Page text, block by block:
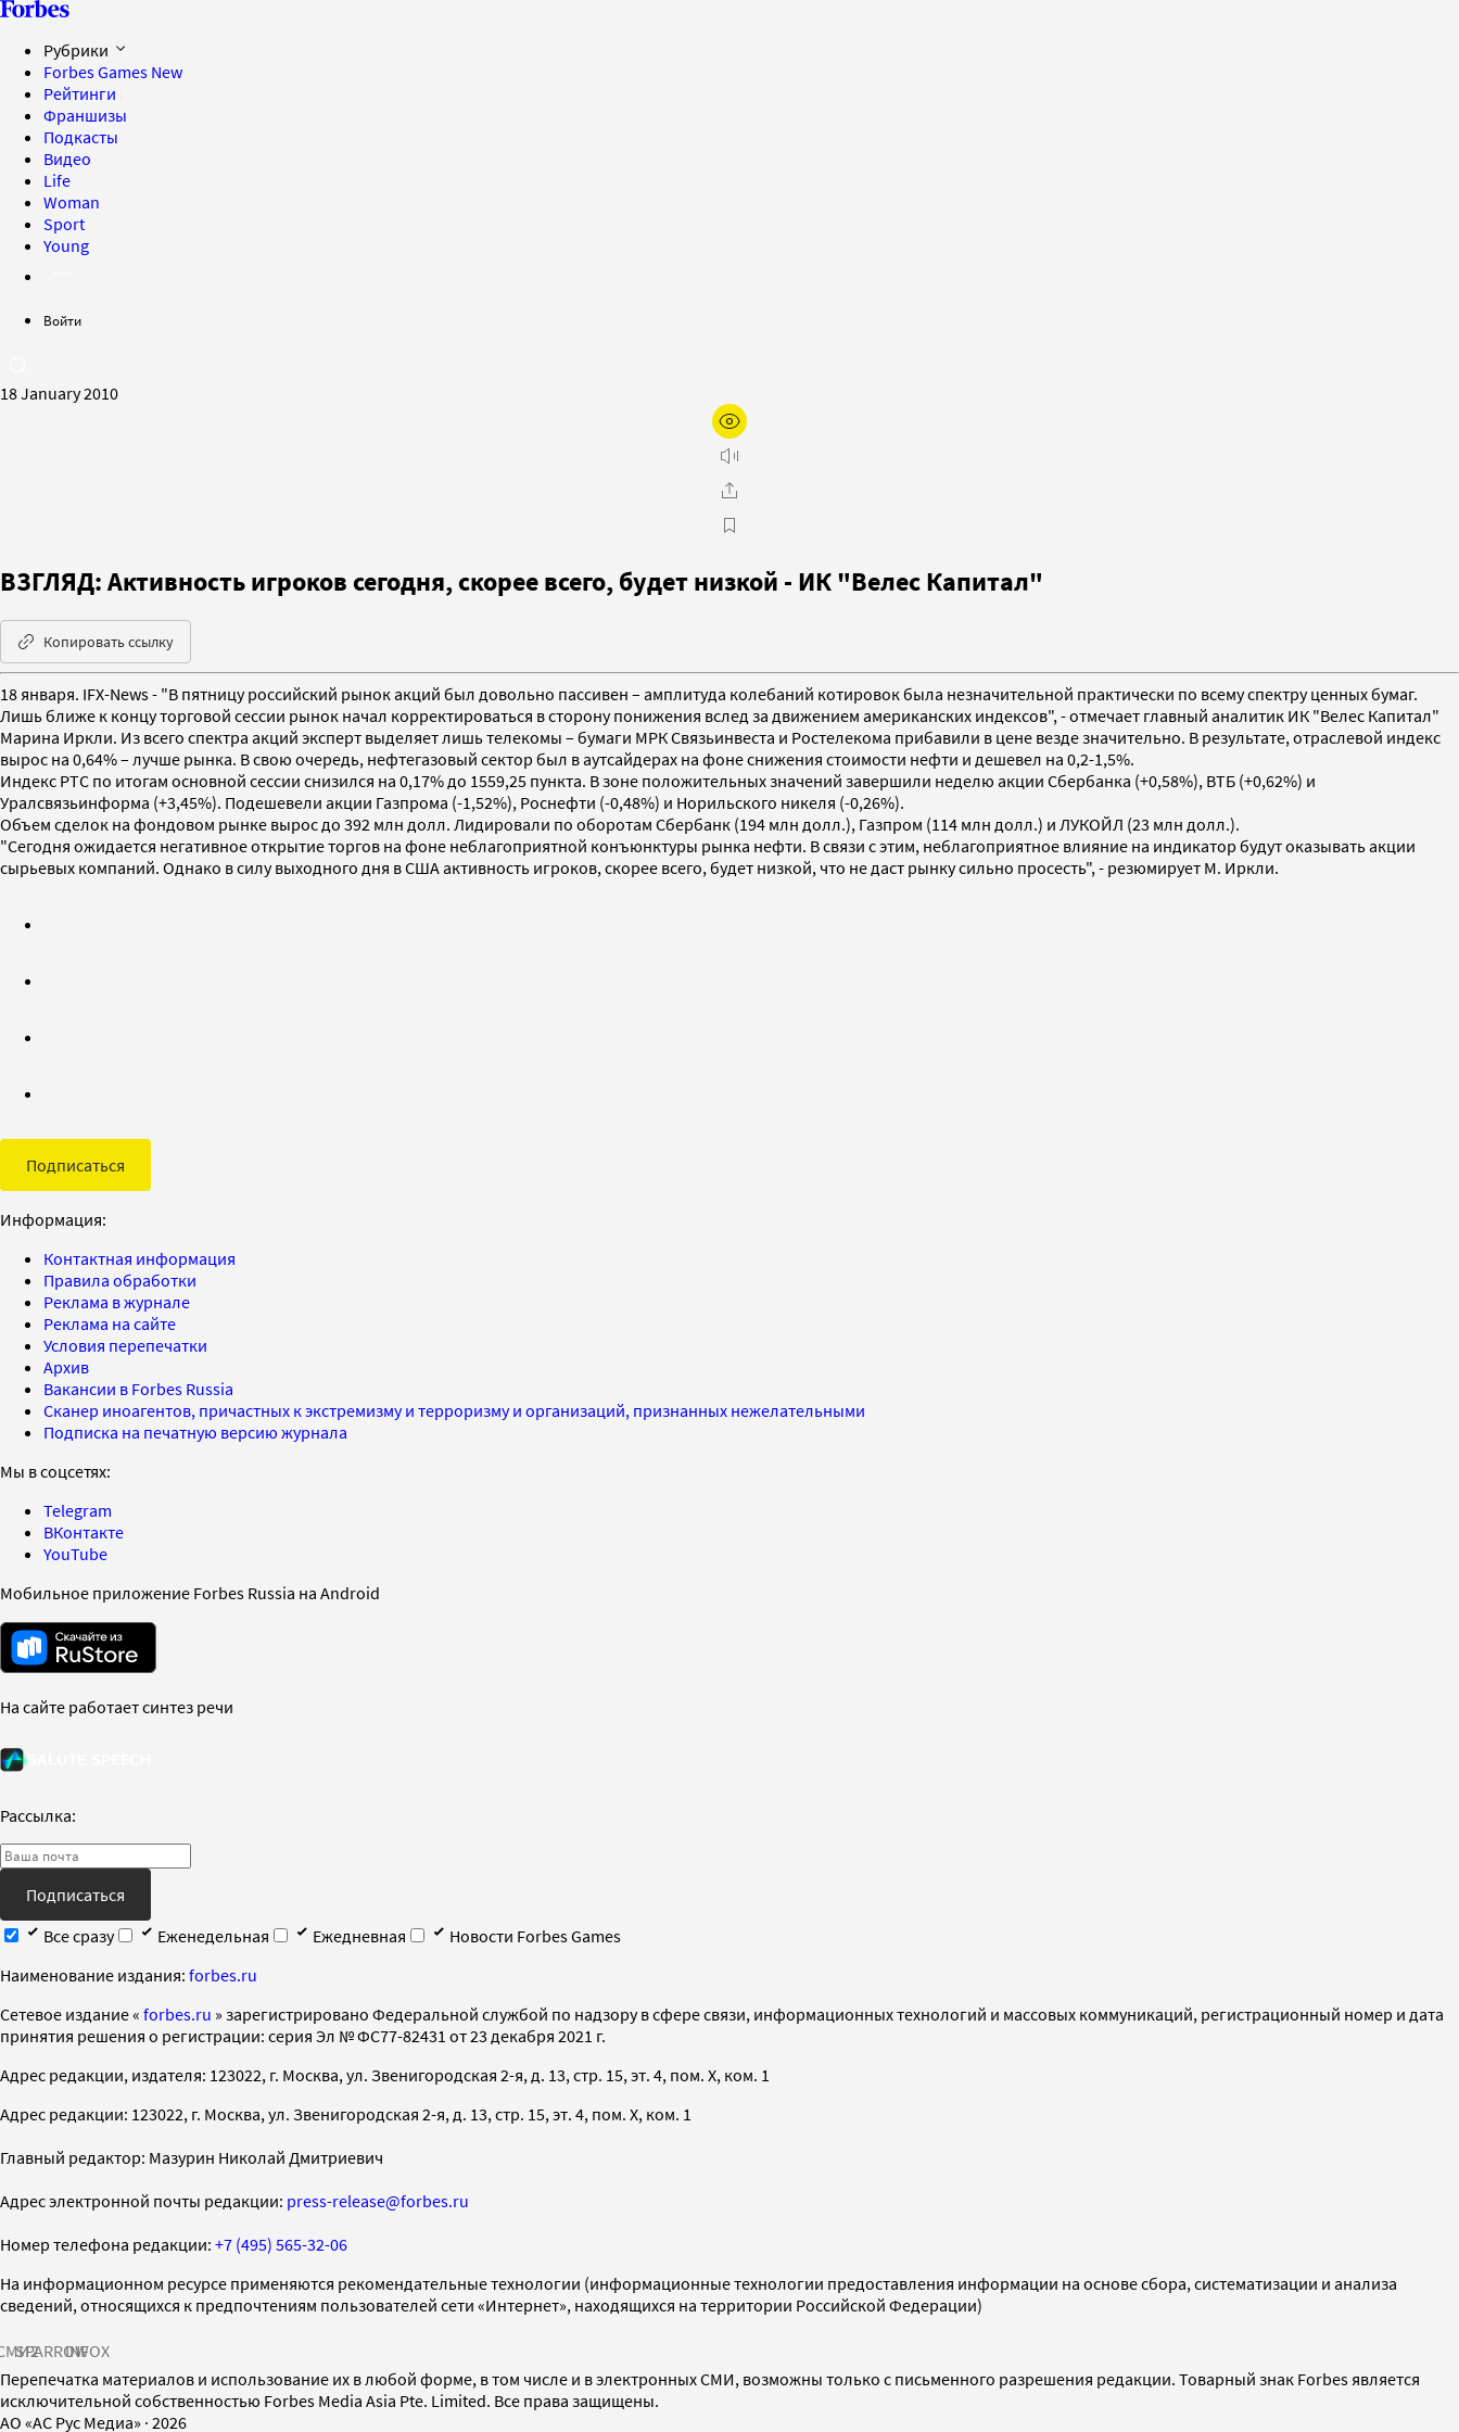
Рубрики
Forbes Games New
Рейтинги
Франшизы
Подкасты
Видео
Life
Woman
Sport
Young
Войти
18 January 2010
ВЗГЛЯД: Активность игроков сегодня, скорее всего, будет низкой - ИК "Велес Капитал"
Копировать ссылку
18 января. IFX-News - "В пятницу российский рынок акций был довольно пассивен – амплитуда колебаний котировок была незначительной практически по всему спектру ценных бумаг.
Лишь ближе к концу торговой сессии рынок начал корректироваться в сторону понижения вслед за движением американских индексов", - отмечает главный аналитик ИК "Велес Капитал"
Марина Иркли. Из всего спектра акций эксперт выделяет лишь телекомы – бумаги МРК Связьинвеста и Ростелекома прибавили в цене везде значительно. В результате, отраслевой индекс
вырос на 0,64% – лучше рынка. В свою очередь, нефтегазовый сектор был в аутсайдерах на фоне снижения стоимости нефти и дешевел на 0,2-1,5%.
Индекс РТС по итогам основной сессии снизился на 0,17% до 1559,25 пункта. В зоне положительных значений завершили неделю акции Сбербанка (+0,58%), ВТБ (+0,62%) и
Уралсвязьинформа (+3,45%). Подешевели акции Газпрома (-1,52%), Роснефти (-0,48%) и Норильского никеля (-0,26%).
Объем сделок на фондовом рынке вырос до 392 млн долл. Лидировали по оборотам Сбербанк (194 млн долл.), Газпром (114 млн долл.) и ЛУКОЙЛ (23 млн долл.).
"Сегодня ожидается негативное открытие торгов на фоне неблагоприятной конъюнктуры рынка нефти. В связи с этим, неблагоприятное влияние на индикатор будут оказывать акции
сырьевых компаний. Однако в силу выходного дня в США активность игроков, скорее всего, будет низкой, что не даст рынку сильно просесть", - резюмирует М. Иркли.
Подписаться
Информация:
Контактная информация
Правила обработки
Реклама в журнале
Реклама на сайте
Условия перепечатки
Архив
Вакансии в Forbes Russia
Сканер иноагентов, причастных к экстремизму и терроризму и организаций, признанных нежелательными
Подписка на печатную версию журнала
Мы в соцсетях:
Telegram
ВКонтакте
YouTube
Мобильное приложение Forbes Russia на Android
На сайте работает синтез речи
Рассылка:
Подписаться
Все сразу
Еженедельная Ежедневная
Новости Forbes Games
Наименование издания: forbes.ru
Cетевое издание « forbes.ru » зарегистрировано Федеральной службой по надзору в сфере связи, информационных технологий и массовых коммуникаций, регистрационный номер и дата
принятия решения о регистрации: серия Эл № ФС77-82431 от 23 декабря 2021 г.
Адрес редакции, издателя: 123022, г. Москва, ул. Звенигородская 2-я, д. 13, стр. 15, эт. 4, пом. X, ком. 1
Адрес редакции: 123022, г. Москва, ул. Звенигородская 2-я, д. 13, стр. 15, эт. 4, пом. X, ком. 1
Главный редактор: Мазурин Николай Дмитриевич
Адрес электронной почты редакции: press-release@forbes.ru
Номер телефона редакции: +7 (495) 565-32-06
На информационном ресурсе применяются рекомендательные технологии (информационные технологии предоставления информации на основе сбора, систематизации и анализа
сведений, относящихся к предпочтениям пользователей сети «Интернет», находящихся на территории Российской Федерации)
SPARROWINFOX
Перепечатка материалов и использование их в любой форме, в том числе и в электронных СМИ, возможны только с письменного разрешения редакции. Товарный знак Forbes является
исключительной собственностью Forbes Media Asia Pte. Limited. Все права защищены.
AO «АС Рус Медиа» · 2026